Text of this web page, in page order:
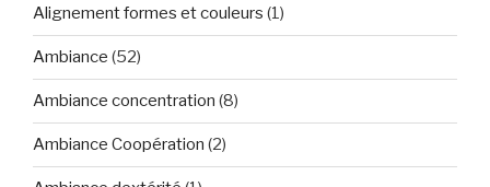
Alignement formes et couleurs (1)
Ambiance (52)
Ambiance concentration (8)
Ambiance Coopération (2)